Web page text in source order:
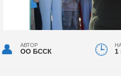
АВТОР
ОО БССК 1